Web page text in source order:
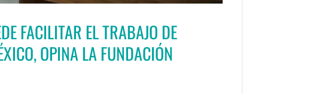
FACILITAR EL TRABAJO DE
OPINA LA FUNDACIÓN